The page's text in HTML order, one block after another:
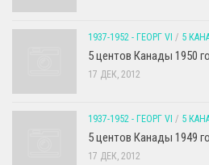
1937-1952 - ГЕОРГ VI / 5
5 центов Канады 1950
17 ДЕК, 2012
1937-1952 - ГЕОРГ VI / 5
5 центов Канады 1949
17 ДЕК, 2012